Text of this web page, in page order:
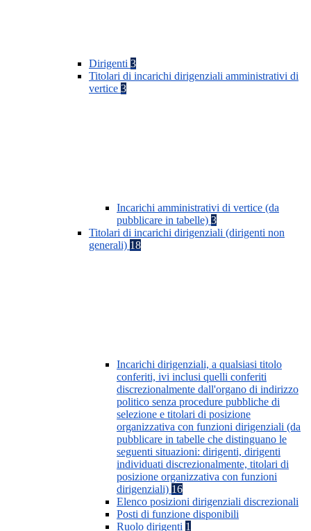
Dirigenti 3
Titolari di incarichi dirigenziali amministrativi di
vertice 3
Incarichi amministrativi di vertice (da
pubblicare in tabelle) 3
Titolari di incarichi dirigenziali (dirigenti non
generali) 18
Incarichi dirigenziali, a qualsiasi titolo
conferiti, ivi inclusi quelli conferiti
discrezionalmente dall'organo di indirizzo
politico senza procedure pubbliche di
selezione e titolari di posizione
organizzativa con funzioni dirigenziali (da
pubblicare in tabelle che distinguano le
seguenti situazioni: dirigenti, dirigenti
individuati discrezionalmente, titolari di
posizione organizzativa con funzioni
dirigenziali) 16
Elenco posizioni dirigenziali discrezionali
Posti di funzione disponibili
Ruolo dirigenti 1